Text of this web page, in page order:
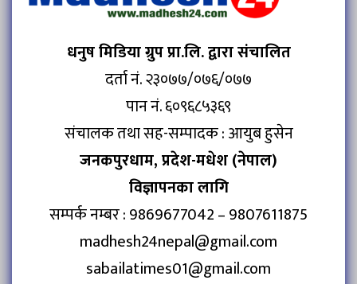
धनुष मिडिया ग्रुप प्रा.लि. द्वारा संचालित
दर्ता नं. २३०७७/०७६/०७७
पान नं. ६०९६८५३६९
संचालक तथा सह-सम्पादक : आयुब हुसेन
जनकपुरधाम, प्रदेश-मधेश (नेपाल)
विज्ञापनका लागि
सम्पर्क नम्बर : 9869677042 – 9807611875
madhesh24nepal@gmail.com
sabailatimes01@gmail.com